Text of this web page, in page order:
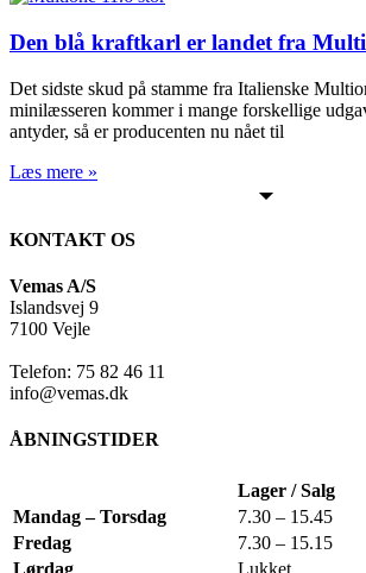
Den blå kraftkarl er landet fra
Det sidste skud på stamme fra Italienske
minilæsseren kommer i mange forskellige
antyder, så er producenten nu nået til
Læs mere »
KONTAKT OS
Vemas A/S
Islandsvej 9
7100 Vejle
Telefon: 75 82 46 11
info@vemas.dk
ÅBNINGSTIDER
Lager / Salg
Mandag – Torsdag
7.30 – 15.45
Fredag
7.30 – 15.15
Lørdag
Lukket